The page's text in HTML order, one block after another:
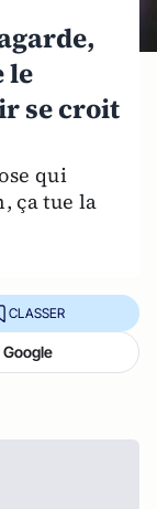
le
se croit
qui
ça tue la
CLASSER